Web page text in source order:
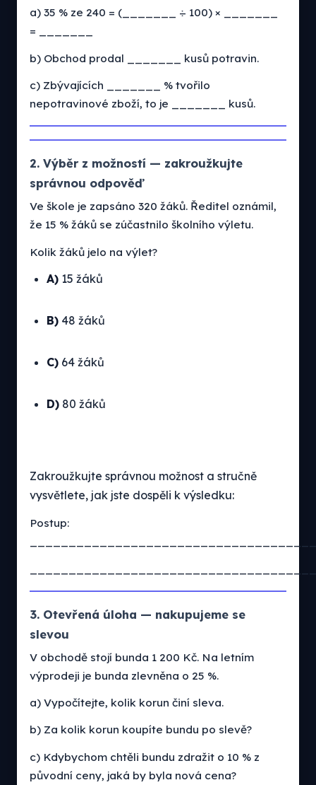
a) 35 % ze 240 = (_______ ÷ 100) × _______
= _______
b) Obchod prodal _______ kusů potravin.
c) Zbývajících _______ % tvořilo
nepotravinové zboží, to je _______ kusů.
2. Výběr z možností — zakroužkujte
správnou odpověď
Ve škole je zapsáno 320 žáků. Ředitel oznámil,
že 15 % žáků se zúčastnilo školního výletu.
Kolik žáků jelo na výlet?
A) 15 žáků
B) 48 žáků
C) 64 žáků
D) 80 žáků
Zakroužkujte správnou možnost a stručně
vysvětlete, jak jste dospěli k výsledku:
Postup:
3. Otevřená úloha — nakupujeme se
slevou
V obchodě stojí bunda 1 200 Kč. Na letním
výprodeji je bunda zlevněna o 25 %.
a) Vypočítejte, kolik korun činí sleva.
b) Za kolik korun koupíte bundu po slevě?
c) Kdybychom chtěli bundu zdražit o 10 % z
původní ceny, jaká by byla nová cena?